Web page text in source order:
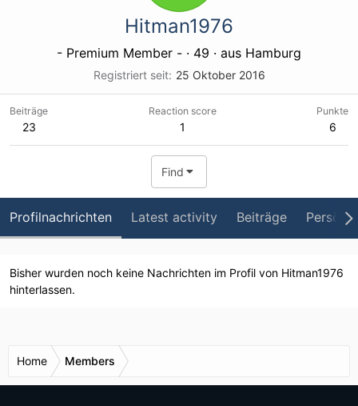
Hitman1976
- Premium Member - · 49 · aus Hamburg
Registriert seit 25 Oktober 2016
Beiträge
23
Reaction score
1
Punkte
6
Find
Profilnachrichten Latest activity Beiträge
Bisher wurden noch keine Nachrichten im Profil von Hitman1976
hinterlassen.
Home Members